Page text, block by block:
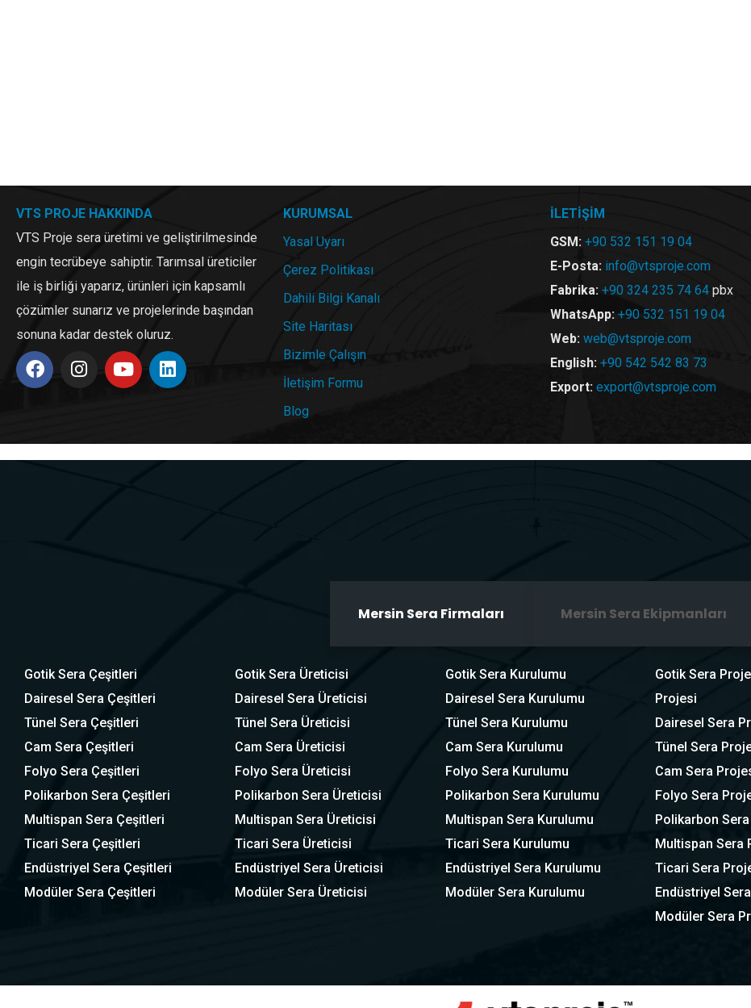
VTS PROJE HAKKINDA
VTS Proje sera üretimi ve geliştirilmesinde
engin tecrübeye sahiptir. Tarımsal üreticiler
ile iş birliği yaparız, ürünleri için kapsamlı
çözümler sunarız ve projelerinde başından
sonuna kadar destek oluruz.
KURUMSAL
Yasal Uyarı
Çerez Politikası
Dahili Bilgi Kanalı
Site Haritası
Bizimle Çalışın
İletişim Formu
Blog
İLETİŞİM
GSM: +90 532 151 19 04
E-Posta: info@vtsproje.com
Fabrika: +90 324 235 74 64 pbx
WhatsApp: +90 532 151 19 04
Web: web@vtsproje.com
English: +90 542 542 83 73
Export: export@vtsproje.com
Mersin Sera Firmaları Mersin Sera Ekipmanları
Gotik Sera Çeşitleri
Dairesel Sera Çeşitleri
Tünel Sera Çeşitleri
Cam Sera Çeşitleri
Folyo Sera Çeşitleri
Polikarbon Sera Çeşitleri
Multispan Sera Çeşitleri
Ticari Sera Çeşitleri
Endüstriyel Sera Çeşitleri
Modüler Sera Çeşitleri
Gotik Sera Üreticisi
Dairesel Sera Üreticisi
Tünel Sera Üreticisi
Cam Sera Üreticisi
Folyo Sera Üreticisi
Polikarbon Sera Üreticisi
Multispan Sera Üreticisi
Ticari Sera Üreticisi
Endüstriyel Sera Üreticisi
Modüler Sera Üreticisi
Gotik Sera Kurulumu
Dairesel Sera Kurulumu
Tünel Sera Kurulumu
Cam Sera Kurulumu
Folyo Sera Kurulumu
Polikarbon Sera Kurulumu
Multispan Sera Kurulumu
Ticari Sera Kurulumu
Endüstriyel Sera Kurulumu
Modüler Sera Kurulumu
Gotik Sera
Projesi
Dairesel Sera
Tünel Sera
Cam Sera
Folyo Sera
Polikarbon
Multispan Sera
Ticari Sera
Endüstriyel
Modüler Sera